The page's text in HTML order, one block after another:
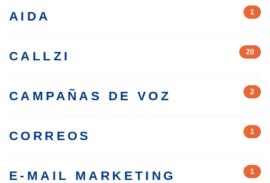
AIDA 1
CALLZI 20
CAMPAÑAS DE VOZ 2
CORREOS 1
E-MAIL MARKETING 1